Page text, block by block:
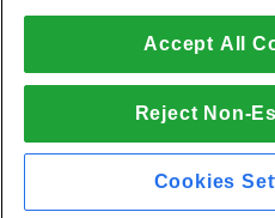
Verwaltete Fenster. VPS
Nicht verwaltetes Windows VPS
Cloud-Server
Blockspeicher
Objektspeicherung
SSL Zertifikate
Drücken Sie
Partnerprogramm
Datenschutz-Bestimmungen
Strafverfolgung
Partnervereinbarung
Unterstützung
Live-Chat mit uns
Öffnen Sie ein Support-Ticket
© 2010-2026
Unternehmen.
Alle Rechte vorbehalten.
Accept All
Reject Non-
Cookies